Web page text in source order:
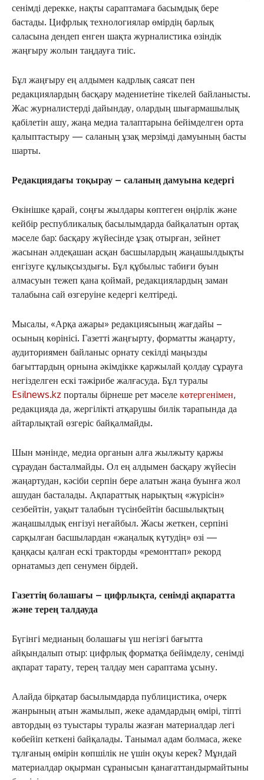
сенімді дерекке, нақты сараптамаға басымдық бере
бастады. Цифрлық технологиялар өмірдің барлық
саласына дендеп енген шақта журналистика өзіндік
жаңғыру жолын таңдауға тиіс.
Бұл жаңғыру ең алдымен кадрлық саясат пен
редакциялардың басқару мәдениетіне тікелей байланысты.
Жас журналистерді дайындау, олардың шығармашылық
қабілетін ашу, жаңа медиа талаптарына бейімделген орта
қалыптастыру — саланың ұзақ мерзімді дамуының басты
шарты.
Редакциядағы тоқырау – саланың дамуына кедергі
Өкінішке қарай, соңғы жылдары көптеген өңірлік және
кейбір республикалық басылымдарда байқалатын ортақ
мәселе бар: басқару жүйесінде ұзақ отырған, зейнет
жасынан әлдеқашан асқан басшылардың жаңашылдықты
енгізуге құлықсыздығы. Бұл құбылыс табиғи буын
алмасуын тежеп қана қоймай, редакциялардың заман
талабына сай өзгеруіне кедергі келтіреді.
Мысалы, «Арқа ажары» редакциясының жағдайы –
осының көрінісі. Газетті жаңғырту, форматты жаңарту,
аудиториямен байланыс орнату секілді маңызды
бағыттардың орнына әкімдікке қаржылай қолдау сұрауға
негізделген ескі тәжірибе жалғасуда. Бұл туралы
Esilnews.kz порталы бірнеше рет мәселе көтергенімен,
редакцияда да, жергілікті атқарушы билік тарапында да
айтарлықтай өзгеріс байқалмайды.
Шын мәнінде, медиа органын алға жылжыту қаржы
сұраудан басталмайды. Ол ең алдымен басқару жүйесін
жаңартудан, кәсіби серпін бере алатын жаңа буынға жол
ашудан басталады. Ақпараттық нарықтың «жүрісін»
сезбейтін, уақыт талабын түсінбейтін басшылықтың
жаңашылдық енгізуі неғайбыл. Жасы жеткен, серпіні
сарқылған басшылардан «жаңалық күтудің» өзі —
қаңқасы қалған ескі тракторды «ремонттап» рекорд
орнатамыз деп сенумен бірдей.
Газеттің болашағы – цифрлықта, сенімді ақпаратта
және терең талдауда
Бүгінгі медианың болашағы үш негізгі бағытта
айқындалып отыр: цифрлық форматқа бейімделу, сенімді
ақпарат тарату, терең талдау мен сараптама ұсыну.
Алайда бірқатар басылымдарда публицистика, очерк
жанрының атын жамылып, жеке адамдардың өмірі, тіпті
автордың өз туыстары туралы жазған материалдар легі
көбейіп кеткені байқалады. Танымал адам болмаса, жеке
тұлғаның өмірін көпшілік не үшін оқуы керек? Мұндай
материалдар оқырман сұранысын қанағаттандырмайтыны